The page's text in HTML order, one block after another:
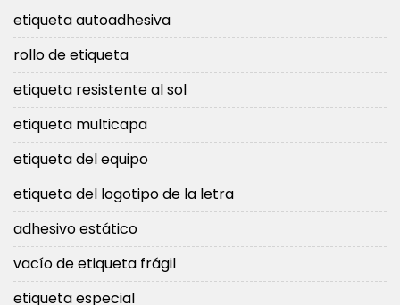
etiqueta autoadhesiva
rollo de etiqueta
etiqueta resistente al sol
etiqueta multicapa
etiqueta del equipo
etiqueta del logotipo de la letra
adhesivo estático
vacío de etiqueta frágil
etiqueta especial